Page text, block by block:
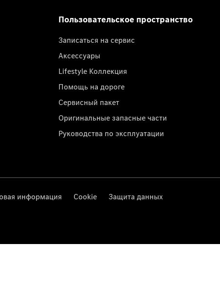
Пользовательское пространство
Записаться на сервис
Аксессуары
Lifestyle Коллекция
Помощь на дороге
Сервисный пакет
Оригинальные запасные части
Руководства по эксплуатации
информация Cookie Защита данных